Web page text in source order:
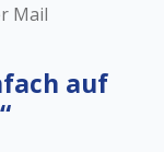
Mail
auf